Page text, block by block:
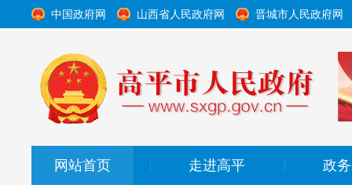
中国政府网 山西省人民政府网 晋城市人民政府网
网站首页 走进高平 政